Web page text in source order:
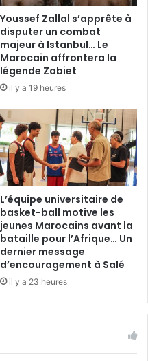
Youssef Zallal s’apprête à
disputer un combat
majeur à Istanbul… Le
Marocain affrontera la
légende Zabiet
il y a 19 heures
L’équipe universitaire de
basket-ball motive les
jeunes Marocains avant la
bataille pour l’Afrique… Un
dernier message
d’encouragement à Salé
il y a 23 heures